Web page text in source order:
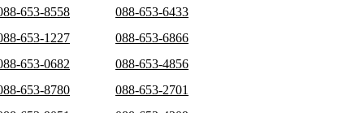
653-8558
088-653-6433
653-1227
088-653-6866
653-0682
088-653-4856
653-8780
088-653-2701